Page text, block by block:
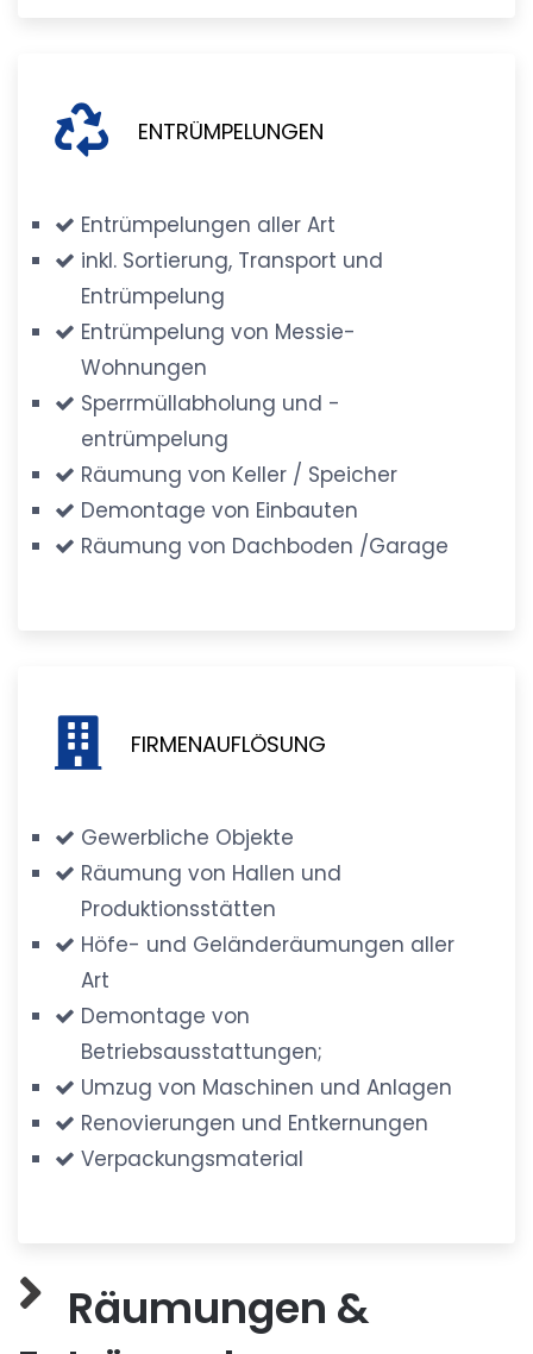
ENTRÜMPELUNGEN
Entrümpelungen aller Art
inkl. Sortierung, Transport und
Entrümpelung
Entrümpelung von Messie-
Wohnungen
Sperrmüllabholung und -
entrümpelung
Räumung von Keller / Speicher
Demontage von Einbauten
Räumung von Dachboden /Garage
FIRMENAUFLÖSUNG
Gewerbliche Objekte
Räumung von Hallen und
Produktionsstätten
Höfe- und Geländeräumungen aller
Art
Demontage von
Betriebsausstattungen;
Umzug von Maschinen und Anlagen
Renovierungen und Entkernungen
Verpackungsmaterial
Räumungen &